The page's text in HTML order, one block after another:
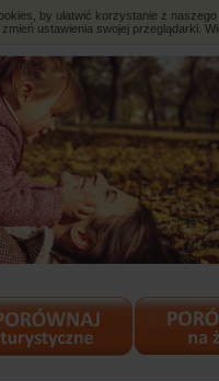
by ułatwić korzystanie z
zmień ustawienia swojej przeglądarki.